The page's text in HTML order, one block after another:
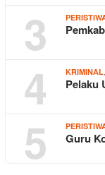
3
4 KRIMINAL
Pelaku
5 Guru